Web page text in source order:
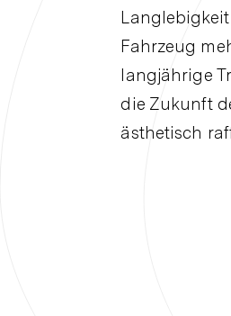
Fahrzeug
langjährige
die Zukunft
ästhetisch